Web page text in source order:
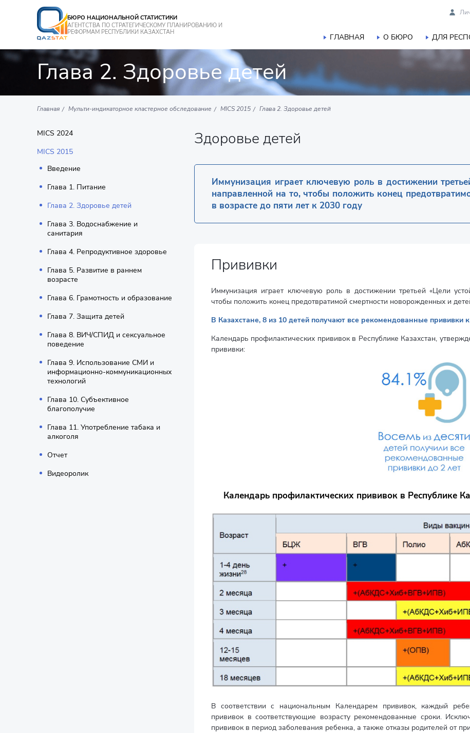
БЮРО НАЦИОНАЛЬНОЙ СТАТИСТИКИ
АГЕНТСТВА ПО СТРАТЕГИЧЕСКОМУ ПЛАНИРОВАНИЮ И
РЕФОРМАМ РЕСПУБЛИКИ КАЗАХСТАН
ГЛАВНАЯ О БЮРО ДЛЯ
Глава 2. Здоровье детей
Главная Мульти-индикаторное кластерное обследование MICS 2015 Глава 2. Здоровье детей
MICS 2024
MICS 2015
Введение
Глава 1. Питание
Глава 2. Здоровье детей
Глава 3. Водоснабжение и
санитария
Глава 4. Репродуктивное здоровье
Глава 5. Развитие в раннем
возрасте
Глава 6. Грамотность и образование
Глава 7. Защита детей
Глава 8. ВИЧ/СПИД и сексуальное
поведение
Глава 9. Использование СМИ и
информационно-коммуникационных
технологий
Глава 10. Субъективное
благополучие
Глава 11. Употребление табака и
алкоголя
Отчет
Видеоролик
Здоровье детей
Иммунизация играет ключевую роль в достижении
направленной на то, чтобы положить конец
в возрасте до пяти лет к 2030 году
Прививки
Иммунизация играет ключевую роль в достижении третьей «Цели
чтобы положить конец предотвратимой смертности новорожденных и
В Казахстане, 8 из 10 детей получают все рекомендованные прививки
Календарь профилактических прививок в Республике Казахстан,
прививки:
Календарь профилактических прививок в Республике
В соответствии с национальным Календарем прививок, каждый
прививок в соответствующие возрасту рекомендованные сроки.
прививок в период заболевания ребенка, а также отказы родителей от